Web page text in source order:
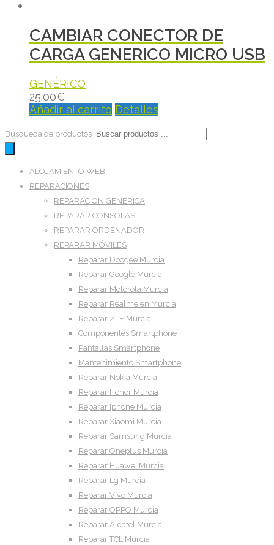
CAMBIAR CONECTOR DE
CARGA GENERICO MICRO USB
GENÉRICO
25.00€
Añadir al carrito Detalles
Búsqueda de productos
ALOJAMIENTO WEB
REPARACIONES
REPARACION GENERICA
REPARAR CONSOLAS
REPARAR ORDENADOR
REPARAR MÓVILES
Reparar Doogee Murcia
Reparar Google Murcia
Reparar Motorola Murcia
Reparar Realme en Murcia
Reparar ZTE Murcia
Componentes Smartphone
Pantallas Smartphone
Mantenimiento Smartphone
Reparar Nokia Murcia
Reparar Honor Murcia
Reparar Iphone Murcia
Reparar Xiaomi Murcia
Reparar Samsung Murcia
Reparar Oneplus Murcia
Reparar Huawei Murcia
Reparar Lg Murcia
Reparar Vivo Murcia
Reparar OPPO Murcia
Reparar Alcatel Murcia
Reparar TCL Murcia